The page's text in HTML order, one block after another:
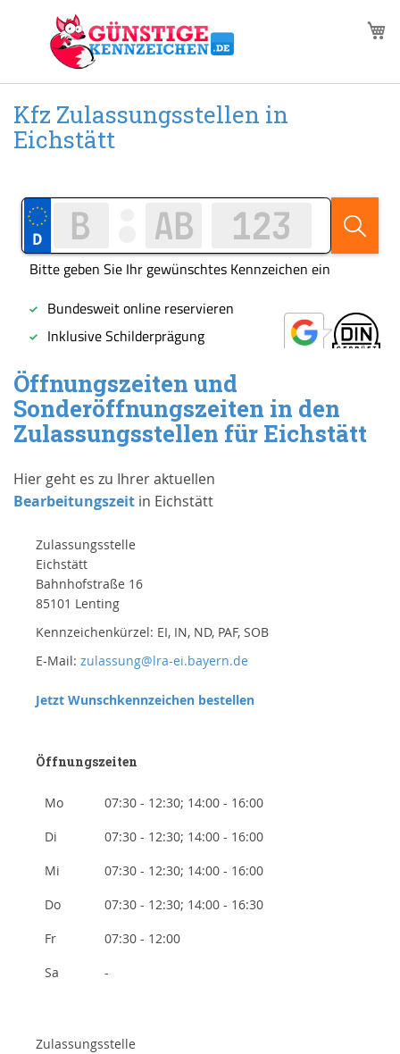
springen
Kfz Zulassungsstellen in
Eichstätt
Öffnungszeiten und
Sonderöffnungszeiten in den
Zulassungsstellen für Eichstätt
Hier geht es zu Ihrer aktuellen
Bearbeitungszeit in Eichstätt
Zulassungsstelle
Eichstätt
Bahnhofstraße 16
85101 Lenting
Kennzeichenkürzel: EI, IN, ND, PAF, SOB
E-Mail: zulassung@lra-ei.bayern.de
Jetzt Wunschkennzeichen bestellen
Öffnungszeiten
Mo
07:30 - 12:30; 14:00 - 16:00
Di
07:30 - 12:30; 14:00 - 16:00
Mi
07:30 - 12:30; 14:00 - 16:00
Do
07:30 - 12:30; 14:00 - 16:30
Fr
07:30 - 12:00
Sa
-
Zulassungsstelle